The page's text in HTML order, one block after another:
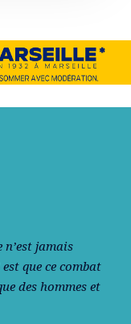
jamais
que ce combat
des hommes et